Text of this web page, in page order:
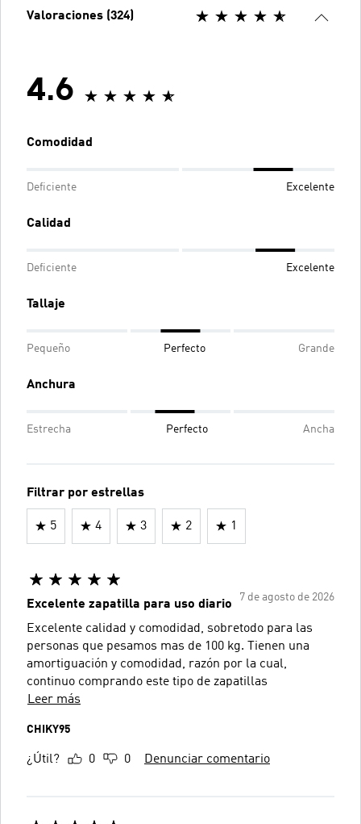
Valoraciones (324)
4.6
Comodidad
Deficiente Excelente
Calidad
Deficiente Excelente
Tallaje
Pequeño Perfecto Grande
Anchura
Estrecha Perfecto Ancha
Filtrar por estrellas
5 4 3 2 1
7 de agosto de 2026
Excelente zapatilla para uso diario
Excelente calidad y comodidad, sobretodo para las
personas que pesamos mas de 100 kg. Tienen una
amortiguación y comodidad, razón por la cual,
continuo comprando este tipo de zapatillas
Leer más
CHIKY95
¿Útil? 0 0 Denunciar comentario